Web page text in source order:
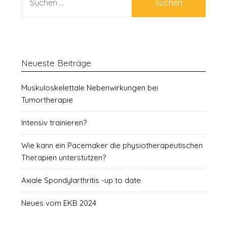
NACH:
Neueste Beiträge
Muskuloskelettale Nebenwirkungen bei
Tumortherapie
Intensiv trainieren?
Wie kann ein Pacemaker die physiotherapeutischen
Therapien unterstützen?
Axiale Spondylarthritis -up to date
Neues vom EKB 2024